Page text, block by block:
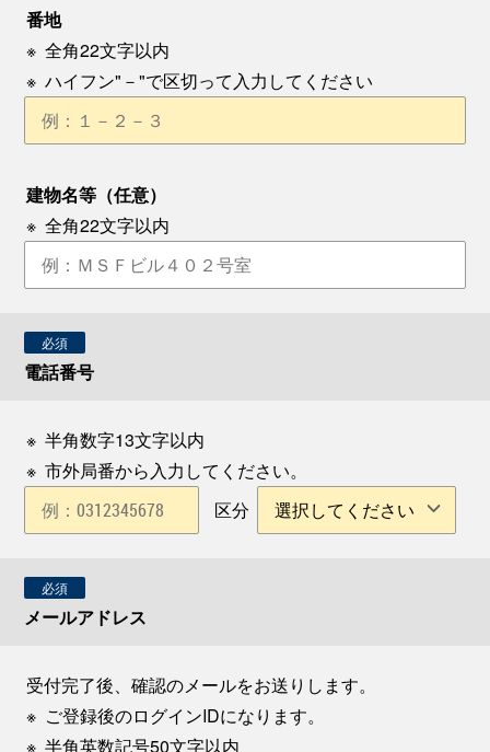
番地
※ 全角22文字以内
※ ハイフン"－"で区切って入力してください
建物名等（任意）
※ 全角22文字以内
必須
電話番号
※ 半角数字13文字以内
※ 市外局番から入力してください。
区分
必須
メールアドレス
受付完了後、確認のメールをお送りします。
※ ご登録後のログインIDになります。
※ 半角英数記号50文字以内